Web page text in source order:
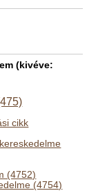
(kivéve:
cikk
(4752)
(4754)